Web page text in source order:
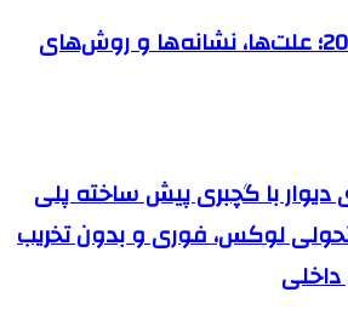
خرابی ریموت 207؛ علت‌ها، نشانه‌ها و روش‌های
دیوار با گچبری پیش ساخته پلی
تحولی لوکس، فوری و بدون تخریب